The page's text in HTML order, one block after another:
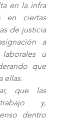
en la infra
en ciertas
de justicia
a
u
que
ellas.
que las
y,
dentro